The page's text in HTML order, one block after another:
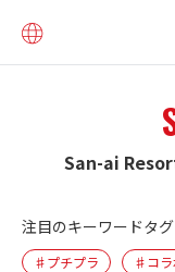
San-ai
注目のキーワードタグ
♯プチプラ ♯コラ